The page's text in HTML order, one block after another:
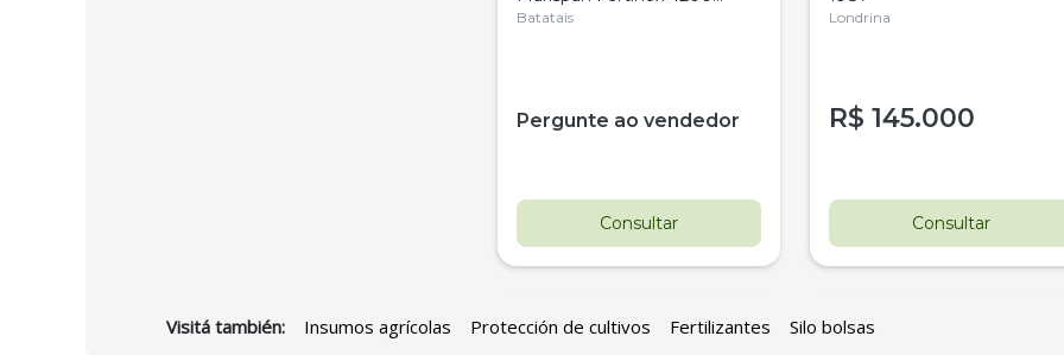
Citrus
Batatais
Pergunte ao vendedor
Consultar
Londrina
R$ 145.000
Consultar
Visitá también: Insumos agrícolas Protección de cultivos Fertilizantes Silo bolsas